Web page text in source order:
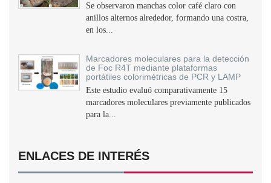
Se observaron manchas color café claro con
anillos alternos alrededor, formando una costra,
en los...
Marcadores moleculares para la detección
de Foc R4T mediante plataformas
portátiles colorimétricas de PCR y LAMP
Este estudio evaluó comparativamente 15
marcadores moleculares previamente publicados
para la...
ENLACES DE INTERÉS